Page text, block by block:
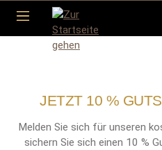
Zum Hauptinhalt springen
JETZT 10 %
Melden Sie sich für unseren
sichern Sie sich einen 10 %